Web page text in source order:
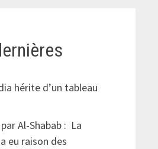
hérite d’un tableau
Al-Shabab : La
eu raison des